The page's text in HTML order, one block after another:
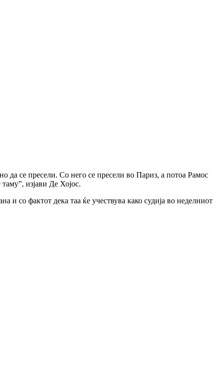
да се пресели. Со него се пресели во Париз, а потоа Рамос
изјави Де Хојос.
и со фактот дека таа ќе учествува како судија во неделниот